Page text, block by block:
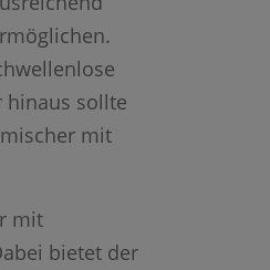
hinaus sollte
mit
mit
bietet der